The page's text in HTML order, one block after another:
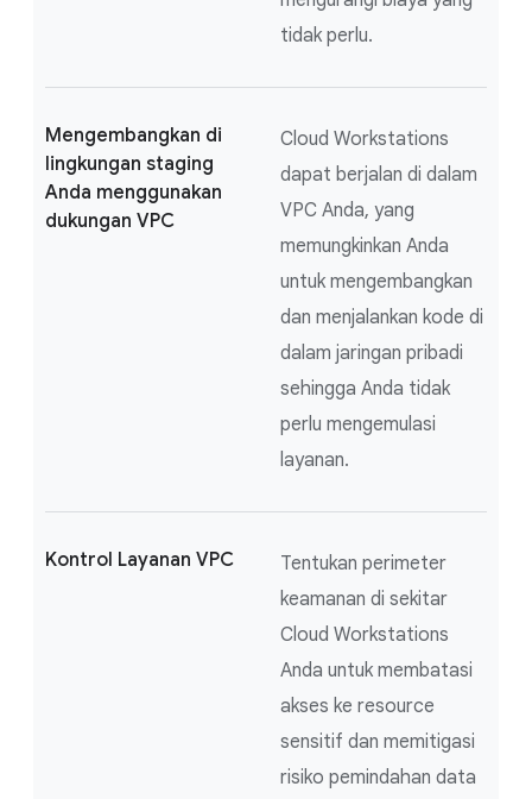
tidak perlu.
Mengembangkan di
lingkungan staging
Anda menggunakan
dukungan VPC
Cloud Workstations
dapat berjalan di dalam
VPC Anda, yang
memungkinkan Anda
untuk mengembangkan
dan menjalankan kode di
dalam jaringan pribadi
sehingga Anda tidak
perlu mengemulasi
layanan.
Kontrol Layanan VPC
Tentukan perimeter
keamanan di sekitar
Cloud Workstations
Anda untuk membatasi
akses ke resource
sensitif dan memitigasi
risiko pemindahan data